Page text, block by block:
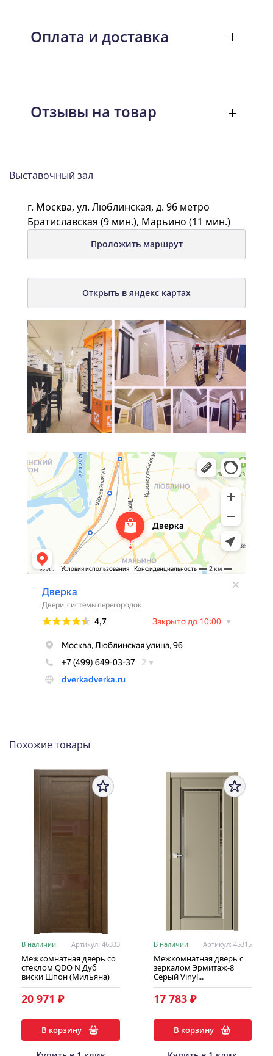
Оплата и доставка
Отзывы на товар
Выставочный зал
г. Москва, ул. Люблинская, д. 96 метро
Братиславская (9 мин.), Марьино (11 мин.)
Проложить маршрут
Открыть в яндекс картах
Похожие товары
В наличии Артикул: 46333
Межкомнатная дверь со
стеклом QDO N Дуб
виски Шпон (Мильяна)
20 971 ₽
В корзину
В наличии Артикул: 45315
Межкомнатная дверь с
зеркалом Эрмитаж-8
Серый Vinyl...
17 783 ₽
В корзину